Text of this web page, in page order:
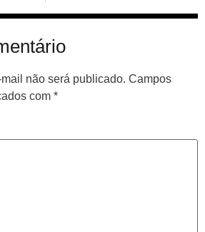
não será publicado. Campos
com *